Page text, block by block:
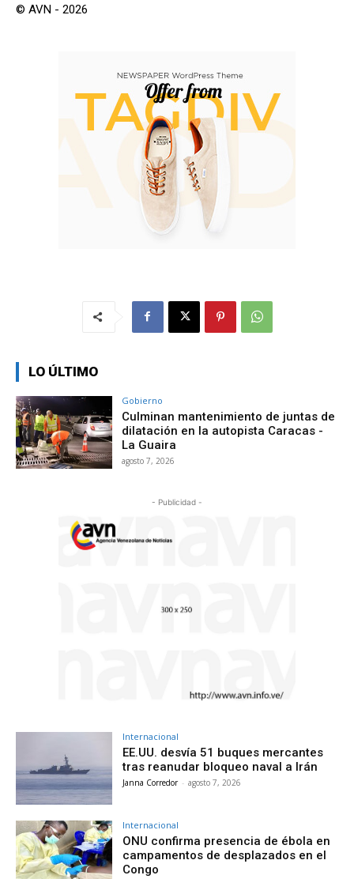
© AVN - 2026
LO ÚLTIMO
Gobierno
Culminan mantenimiento de juntas de
dilatación en la autopista Caracas -
La Guaira
agosto 7, 2026
- Publicidad -
Internacional
EE.UU. desvía 51 buques mercantes
tras reanudar bloqueo naval a Irán
Janna Corredor - agosto 7, 2026
Internacional
ONU confirma presencia de ébola en
campamentos de desplazados en el
Congo